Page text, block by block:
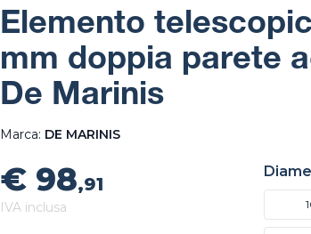
Elemento
mm doppia parete
De Marinis
Marca: DE MARINIS
€ 98,91
IVA inclusa